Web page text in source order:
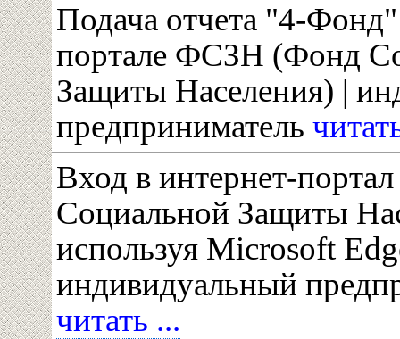
Подача отчета "4-
портале ФСЗН (Фонд
Защиты Населения) |
предприниматель
Вход в интернет-
Социальной Защиты
используя Microsoft
индивидуальный
читать ...